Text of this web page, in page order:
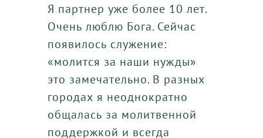
Я партнер уже более 10 лет.
Очень люблю Бога. Сейчас
появилось служение:
«молится за наши нужды»
это замечательно. В разных
городах я неоднократно
общалась за молитвенной
поддержкой и всегда